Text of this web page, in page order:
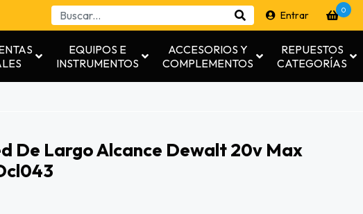
Entrar 0
EQUIPOS E
INSTRUMENTOS
ACCESORIOS Y
COMPLEMENTOS
REPUESTOS
CATEGORÍAS
De Largo Alcance Dewalt 20v Max